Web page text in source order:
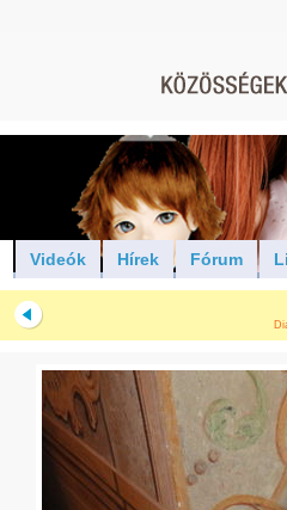
Videók Hírek Fórum